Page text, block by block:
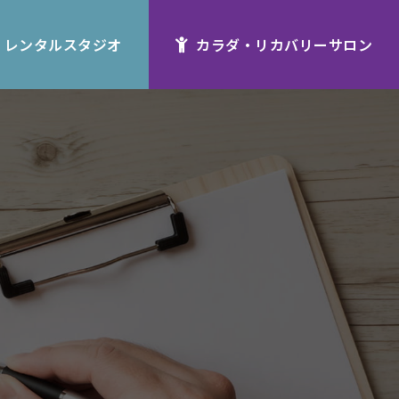
レンタルスタジオ カラダ・リカバリーサロン